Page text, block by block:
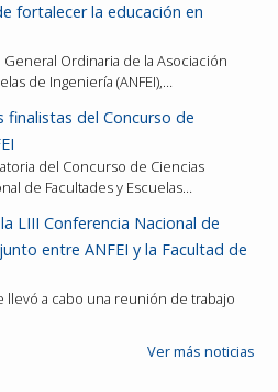
fortalecer la educación en
General Ordinaria de la Asociación
de Ingeniería (ANFEI),…
del Concurso de
del Concurso de Ciencias
de Facultades y Escuelas…
LIII Conferencia Nacional de
entre ANFEI y la Facultad de
llevó a cabo una reunión de trabajo
Ver más noticias